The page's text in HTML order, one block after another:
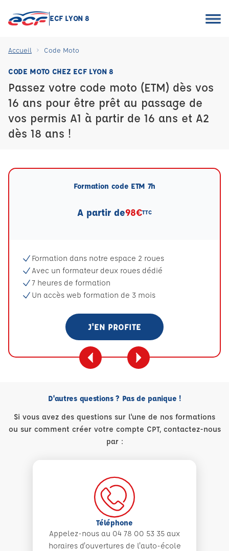
ECF LYON 8
Accueil Code Moto
CODE MOTO CHEZ ECF LYON 8
Passez votre code moto (ETM) dès vos
16 ans pour être prêt au passage de
vos permis A1 à partir de 16 ans et A2
dès 18 ans !
Formation code ETM 7h
A partir de98€TTC
Formation dans notre espace 2 roues
Avec un formateur deux roues dédié
7 heures de formation
Un accès web formation de 3 mois
J'EN PROFITE
D'autres questions ? Pas de panique !
Si vous avez des questions sur l'une de nos formations
ou sur comment créer votre compte CPT, contactez-nous
par :
Téléphone
Appelez-nous au 04 78 00 53 35 aux
horaires d'ouvertures de l'auto-école